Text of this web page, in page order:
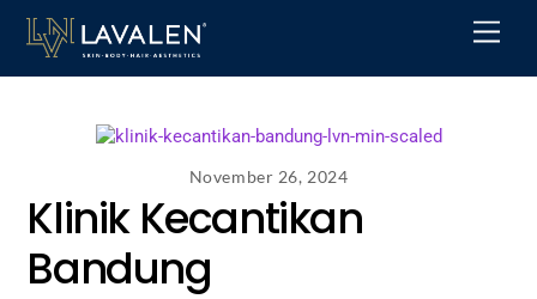
content
November 26, 2024
Klinik Kecantikan
Bandung